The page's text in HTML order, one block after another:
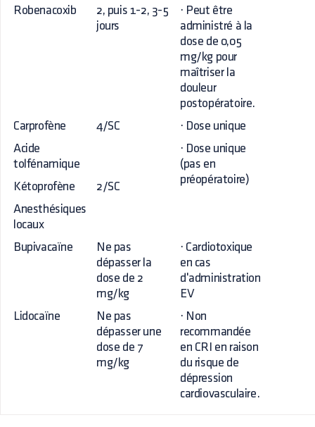
Robenacoxib
2, puis 1-2, 3-5
jours
· Peut être
administré à la
dose de 0,05
mg/kg pour
maîtriser la
douleur
postopératoire.
Carprofène
4/SC
· Dose unique
Acide
tolfénamique
· Dose unique
(pas en
préopératoire)
Kétoprofène
2/SC
Anesthésiques
locaux
Bupivacaïne
Ne pas
dépasser la
dose de 2
mg/kg
· Cardiotoxique
en cas
d'administration
EV
Lidocaïne
Ne pas
dépasser une
dose de 7
mg/kg
· Non
recommandée
en CRI en raison
du risque de
dépression
cardiovasculaire.